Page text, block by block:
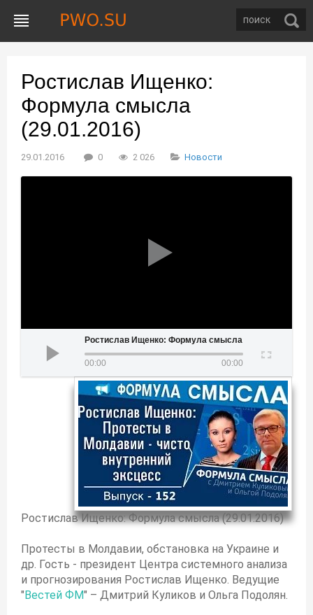
Ростислав Ищенко:
Формула смысла
(29.01.2016)
29.01.2016 0 2 026 Новости
Ростислав Ищенко: Формула смысла (29.01.2016)
00:00 00:00
Ростислав Ищенко: Формула смысла (29.01.2016)
Протесты в Молдавии, обстановка на Украине и
др. Гость - президент Центра системного анализа
и прогнозирования Ростислав Ищенко. Ведущие
" Вестей ФМ" – Дмитрий Куликов и Ольга Подолян.